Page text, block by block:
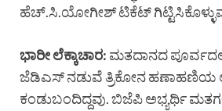
ಹೆಚ್.ಸಿ.ಯೋಗೀಶ್ ಟಿಕೆಟ್
ಭಾರೀ ಲೆಕ್ಕಾಚಾರ: ಮತದಾನದ
ಜೆಡಿಎಸ್ ನಡುವೆ ತ್ರಿಕೋನ ಹಣಾಹಣಿಯ
ಕಂಡುಬಂದಿದ್ದವು. ಬಿಜೆಪಿ ಅಭ್ಯರ್ಥಿ